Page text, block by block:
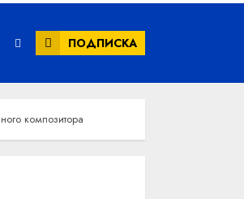
ПОДПИСКА
композитора